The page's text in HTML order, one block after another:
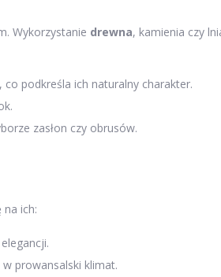
Wykorzystanie drewna, kamienia czy
podkreśla ich naturalny charakter.
zasłon czy obrusów.
ich:
prowansalski klimat.